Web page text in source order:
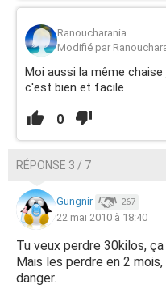
Ranoucharania
Modifié par
Moi aussi la même
c'est bien et facile
0
RÉPONSE 3 / 7
Gungnir 267
22 mai 2010 à 18:40
Tu veux perdre 30kilos,
Mais les perdre en 2
danger.